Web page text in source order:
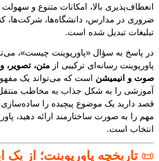
انعطاف‌پذیری بالا، امکانات متنوع و سهولت
ضروری در مدارس، دانشگاه‌ها، شرکت‌ها،
تبلیغات تبدیل شده است.
در پاسخ به سؤال «پاورپوینت چیست»،
پاورپوینت رسانه‌ای ترکیبی از متن، تصویر،
صوت و انیمیشن است که می‌تواند یک
آموزشی را به شکل جذاب به مخاطب
قصد دارید یک موضوع پیچیده را ساده‌سازی
مهم را به صورت ساختارمند ارائه دهید،
انتخاب است.
📜تاریخچه پاورپوینت؛ از یک